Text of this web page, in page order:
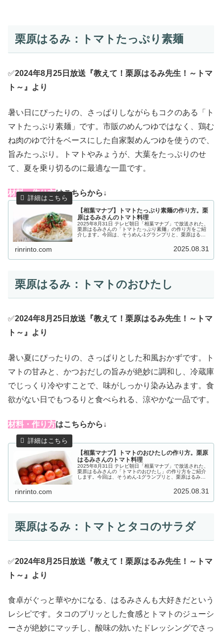
栗原はるみ：トマトたっぷり素麺
✅2024年8月25日放送『教えて！栗原はるみ先生！～トマ
ト～』より
暑い日にぴったりの、さっぱりしながらもコクのある「ト
マトたっぷり素麺」です。市販のめんつゆではなく、鶏む
ね肉のゆで汁をベースにした自家製めんつゆを使うので、
旨みたっぷり。トマトやみょうが、大葉をたっぷりのせ
て、夏を乗り切るのに最適な一皿です。
材料・作り方はこちらから↓
【相葉マナブ】トマトたっぷり素麺の作り方。栗
原はるみさんのトマト料理
2025年8月31日 テレビ朝日「相葉マナブ」で放送された、
栗原はるみさんの「トマトたっぷり素麺」の作り方をご紹
介します。今回は、そうめん-1グランプリと、栗原はるみ
rinrinto.com 2025.08.31
栗原はるみ：トマトのおひたし
✅2024年8月25日放送『教えて！栗原はるみ先生！～トマ
ト～』より
暑い夏にぴったりの、さっぱりとした和風おかずです。ト
マトの甘みと、かつおだしの旨みが絶妙に調和し、冷蔵庫
でじっくり冷やすことで、味がしっかり染み込みます。食
欲がない日でもつるりと食べられる、涼やかな一品です。
材料・作り方はこちらから↓
【相葉マナブ】トマトのおひたしの作り方。栗原
はるみさんのトマト料理
2025年8月31日 テレビ朝日「相葉マナブ」で放送された、
栗原はるみさんの「トマトのおひたし」の作り方をご紹介
します。今回は、そうめん-1グランプリと、栗原はるみ先
rinrinto.com 2025.08.31
栗原はるみ：トマトとタコのサラダ
✅2024年8月25日放送『教えて！栗原はるみ先生！～トマ
ト～』より
食卓がぐっと華やかになる、はるみさんも大好きだという
レシピです。タコのプリッとした食感とトマトのジューシ
ーさが絶妙にマッチし、酸味の効いたドレッシングでさっ